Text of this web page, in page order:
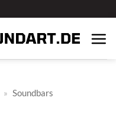
» Soundbars